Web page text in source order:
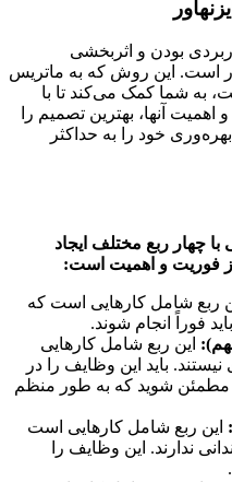
بودن و اثربخشی
این روش که به ماتریس
شما کمک می‌کند تا با
آنها، بهترین تصمیم را
خود را به حداکثر
ربع مختلف ایجاد
و اهمیت است:
شامل کارهایی است که
انجام شوند.
این ربع شامل کارهایی
باید این وظایف را در
شوید که به طور منظم
شامل کارهایی است
این وظایف را